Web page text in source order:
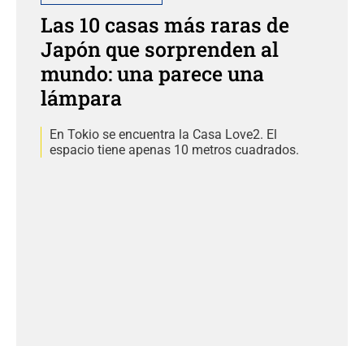
Las 10 casas más raras de
Japón que sorprenden al
mundo: una parece una
lámpara
En Tokio se encuentra la Casa Love2. El
espacio tiene apenas 10 metros cuadrados.